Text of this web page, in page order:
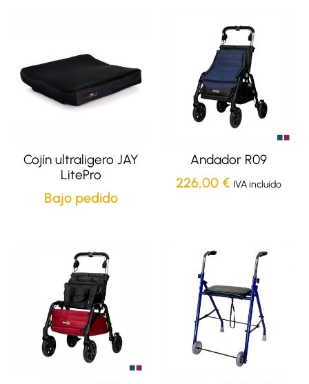
Cojín ultraligero JAY
LitePro
Bajo pedido
Andador R09
226,00 € IVA incluido